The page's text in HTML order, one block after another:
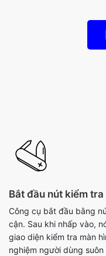
Bắt đầu nút kiểm tra
Công cụ bắt đầu bằng
cận. Sau khi nhấp vào,
giao diện kiểm tra màn
nghiệm người dùng